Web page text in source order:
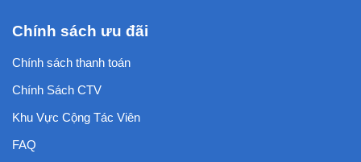
Chính sách ưu đãi
Chính sách thanh toán
Chính Sách CTV
Khu Vực Cộng Tác Viên
FAQ